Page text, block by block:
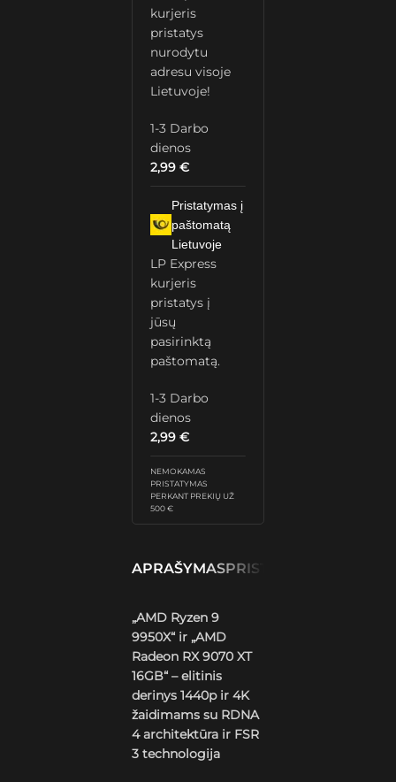
kurjeris
pristatys
nurodytu
adresu visoje
Lietuvoje!
1-3 Darbo
dienos
2,99€
Pristatymas į
paštomatą
Lietuvoje
LP Express
kurjeris
pristatys į
jūsų
pasirinktą
paštomatą.
1-3 Darbo
dienos
2,99€
NEMOKAMAS
PRISTATYMAS
PERKANT PREKIŲ UŽ
500 €
APRAŠYMASPRISTATYMAS IR
„AMD Ryzen 9
9950X“ ir „AMD
Radeon RX 9070 XT
16GB“ – elitinis
derinys 1440p ir 4K
žaidimams su RDNA
4 architektūra ir FSR
3 technologija